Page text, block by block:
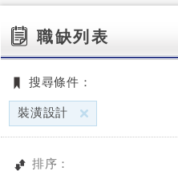
職缺列表
搜尋條件：
裝潢設計
排序：